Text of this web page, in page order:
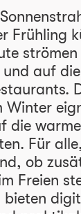
Frühling
auf
Winter
die
Für
ob
Freien
bieten